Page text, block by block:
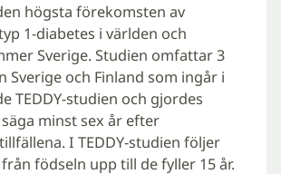
högsta förekomsten av
1-diabetes i världen och
Sverige. Studien omfattar 3
Sverige och Finland som ingår i
TEDDY-studien och gjordes
minst sex år efter
I TEDDY-studien följer
födseln upp till de fyller 15 år.